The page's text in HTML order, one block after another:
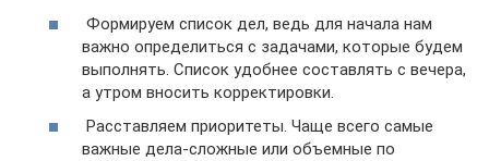
Формируем список дел, ведь для начала нам
важно определиться с задачами, которые будем
выполнять. Список удобнее составлять с вечера,
а утром вносить корректировки.
Расставляем приоритеты. Чаще всего самые
важные дела-сложные или объемные по